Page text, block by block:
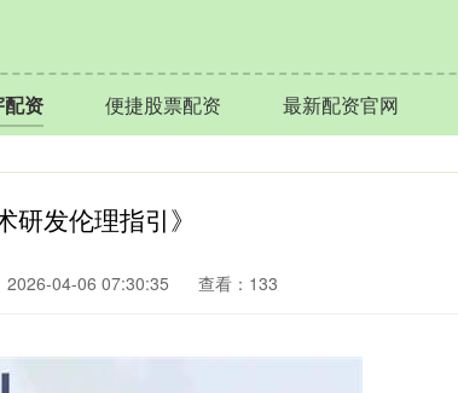
配资 便捷股票配资 最新配资官网
发伦理指引》
2026-04-06 07:30:35 查看：133